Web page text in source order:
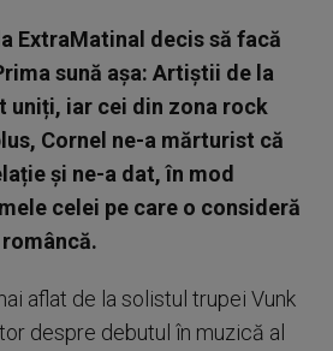
ExtraMatinal decis să facă
sună așa: Artiștii de la
uniți, iar cei din zona rock
Cornel ne-a mărturist că
și ne-a dat, în mod
celei pe care o consideră
aflat de la solistul trupei Vunk
despre debutul în muzică al